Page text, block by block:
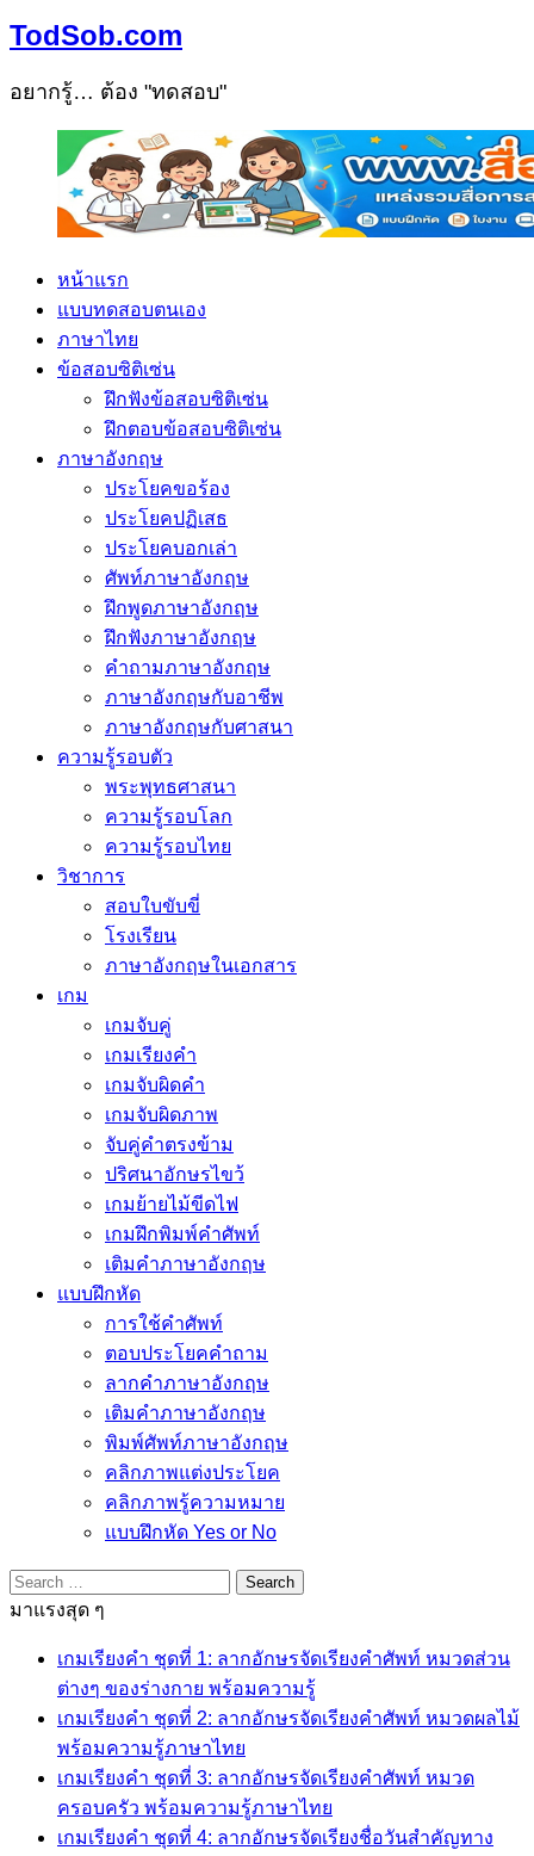
TodSob.com
อยากรู้… ต้อง "ทดสอบ"
หน้าแรก
แบบทดสอบตนเอง
ภาษาไทย
ข้อสอบซิติเซ่น
ฝึกฟังข้อสอบซิติเซ่น
ฝึกตอบข้อสอบซิติเซ่น
ภาษาอังกฤษ
ประโยคขอร้อง
ประโยคปฏิเสธ
ประโยคบอกเล่า
ศัพท์ภาษาอังกฤษ
ฝึกพูดภาษาอังกฤษ
ฝึกฟังภาษาอังกฤษ
คำถามภาษาอังกฤษ
ภาษาอังกฤษกับอาชีพ
ภาษาอังกฤษกับศาสนา
ความรู้รอบตัว
พระพุทธศาสนา
ความรู้รอบโลก
ความรู้รอบไทย
วิชาการ
สอบใบขับขี่
โรงเรียน
ภาษาอังกฤษในเอกสาร
เกม
เกมจับคู่
เกมเรียงคำ
เกมจับผิดคำ
เกมจับผิดภาพ
จับคู่คำตรงข้าม
ปริศนาอักษรไขว้
เกมย้ายไม้ขีดไฟ
เกมฝึกพิมพ์คำศัพท์
เติมคำภาษาอังกฤษ
แบบฝึกหัด
การใช้คำศัพท์
ตอบประโยคคำถาม
ลากคำภาษาอังกฤษ
เติมคำภาษาอังกฤษ
พิมพ์ศัพท์ภาษาอังกฤษ
คลิกภาพแต่งประโยค
คลิกภาพรู้ความหมาย
แบบฝึกหัด Yes or No
Search
for:
มาแรงสุด ๆ
เกมเรียงคำ ชุดที่ 1: ลากอักษรจัดเรียงคำศัพท์ หมวดส่วน
ต่างๆ ของร่างกาย พร้อมความรู้
เกมเรียงคำ ชุดที่ 2: ลากอักษรจัดเรียงคำศัพท์ หมวดผลไม้
พร้อมความรู้ภาษาไทย
เกมเรียงคำ ชุดที่ 3: ลากอักษรจัดเรียงคำศัพท์ หมวด
ครอบครัว พร้อมความรู้ภาษาไทย
เกมเรียงคำ ชุดที่ 4: ลากอักษรจัดเรียงชื่อวันสำคัญทาง